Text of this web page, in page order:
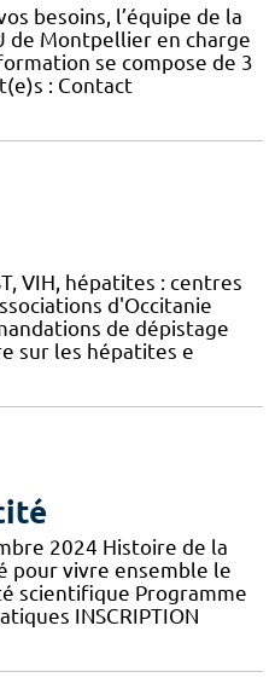
besoins, l’équipe de la
de Montpellier en charge
se compose de 3
: Contact
VIH, hépatites : centres
d'Occitanie
de dépistage
sur les hépatites e
2024 Histoire de la
pour vivre ensemble le
scientifique Programme
​INSCRIPTION